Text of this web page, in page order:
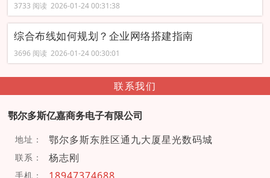
3733 阅读 2026-01-24 00:31:38
综合布线如何规划？企业网络搭建指南
3696 阅读 2026-01-24 00:30:01
联系我们
鄂尔多斯亿嘉商务电子有限公司
地址： 鄂尔多斯东胜区通九大厦星光数码城
联系： 杨志刚
手机：